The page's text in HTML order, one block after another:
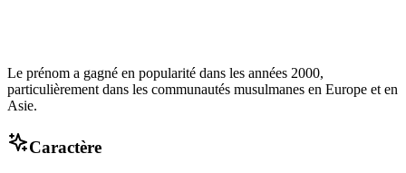
Le prénom a gagné en popularité dans les années 2000,
particulièrement dans les communautés musulmanes en Europe et en
Asie.
Caractère